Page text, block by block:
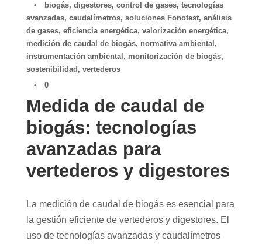
•
biogás, digestores, control de gases, tecnologías
avanzadas, caudalímetros, soluciones Fonotest, análisis
de gases, eficiencia energética, valorización energética,
medición de caudal de biogás, normativa ambiental ,
instrumentación ambiental , monitorización de biogás,
sostenibilidad , vertederos
•
0
Medida de caudal de
biogás: tecnologías
avanzadas para
vertederos y digestores
La medición de caudal de biogás es esencial para
la gestión eficiente de vertederos y digestores. El
uso de tecnologías avanzadas y caudalímetros